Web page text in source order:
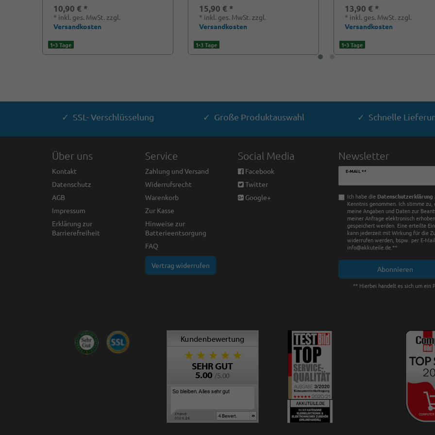
10,90 € *
* inkl. ges. MwSt. zzgl.
Versandkosten
1-3 Tage
15,90 € *
* inkl. ges. MwSt. zzgl.
Versandkosten
1-3 Tage
13,90 € *
* inkl. ges. MwSt. zzgl.
Versandkosten
1-3 Tage
✓ SSL- Verschlüsselung ✓ Große Produktauswahl ✓ Schnelle
Über uns
Kontakt
Datenschutz
AGB
Impressum
Erklärung zur
Barrierefreiheit
Service
Zahlung und Versand
Widerrufsrecht
Warenkorb
Zur Kasse
Hinweise zur
Batterieentsorgung
FAQ
Vertrag widerrufen
Social Media
Facebook
Twitter
Google+
Newsletter
E-MAIL **
Newsletter
Ich habe die Daten­schutz­erklärung
Kenntnis genommen. Ich stimme zu,
meine Angaben und Daten zur
meiner Anfrage elektronisch
gespeichert werden. Eine erteilte
kann jederzeit mit Wirkung für die
widerrufen werden, bspw. per E-
info@akkuteile.de.**
Abonnieren
** Hierbei handelt es sich um ein